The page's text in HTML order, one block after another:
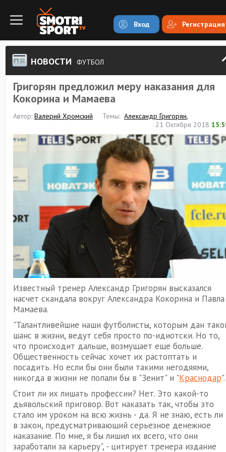
Вход Регистрация
НОВОСТИ ФУТБОЛ
Григорян предложил меру наказания для
Кокорина и Мамаева
Автор: Валерий Хромский Темы: Александр Григорян,
21 Октября 2018
Известный тренер Александр Григорян высказался
насчет скандала вокруг Александра Кокорина и Павла
Мамаева.
"Талантливейшие наши футболисты, которым дан
шанс в жизни, ведут себя просто по-идиотски. Но то,
что происходит дальше, возмущает еще больше.
Общественность сейчас хочет их растоптать и
посадить. Но если бы они были такими негодяями,
никогда в жизни не попали бы в "Зенит" и "Краснодар".
Стоит ли их лишать профессии? Нет. Это какой-то
дьявольский приговор. Вот наказать так, чтобы это
стало им уроком на всю жизнь - да. Я не знаю, есть ли
в закон, предусматривающий серьезное денежное
наказание. По мне, я бы лишил их всего, что они
заработали за карьеру", - цитирует тренера издание